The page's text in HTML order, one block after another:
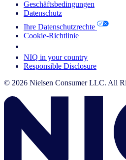
Geschäftsbedingungen
Datenschutz
Ihre Datenschutzrechte
Cookie-Richtlinie
NIQ in your country
Responsible Disclosure
© 2026 Nielsen Consumer LLC. All